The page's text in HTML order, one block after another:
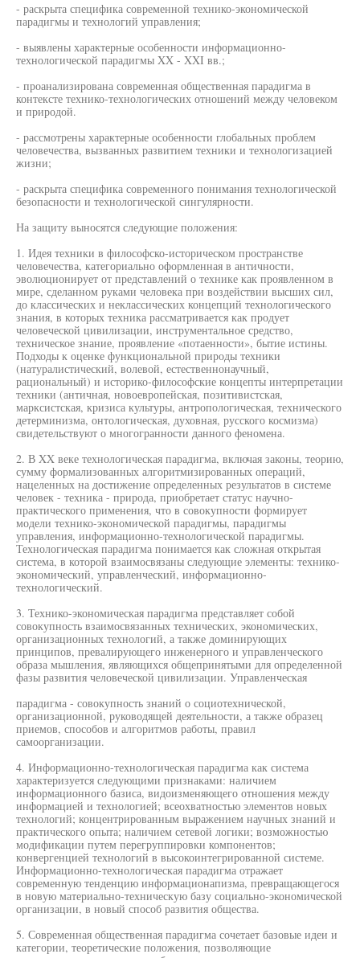
- раскрыта специфика современной технико-экономической
парадигмы и технологий управления;
- выявлены характерные особенности информационно-
технологической парадигмы XX - XXI вв.;
- проанализирована современная общественная парадигма в
контексте технико-технологических отношений между человеком
и природой.
- рассмотрены характерные особенности глобальных проблем
человечества, вызванных развитием техники и технологизацией
жизни;
- раскрыта специфика современного понимания технологической
безопасности и технологической сингулярности.
На защиту выносятся следующие положения:
1. Идея техники в философско-историческом пространстве
человечества, категориально оформленная в античности,
эволюционирует от представлений о технике как проявленном в
мире, сделанном руками человека при воздействии высших сил,
до классических и неклассических концепций технологического
знания, в которых техника рассматривается как продует
человеческой цивилизации, инструментальное средство,
техническое знание, проявление «потаенности», бытие истины.
Подходы к оценке функциональной природы техники
(натуралистический, волевой, естественнонаучный,
рациональный) и историко-философские концепты интерпретации
техники (античная, новоевропейская, позитивистская,
марксистская, кризиса культуры, антропологическая, технического
детерминизма, онтологическая, духовная, русского космизма)
свидетельствуют о многогранности данного феномена.
2. В XX веке технологическая парадигма, включая законы, теорию,
сумму формализованных алгоритмизированных операций,
нацеленных на достижение определенных результатов в системе
человек - техника - природа, приобретает статус научно-
практического применения, что в совокупности формирует
модели технико-экономической парадигмы, парадигмы
управления, информационно-технологической парадигмы.
Технологическая парадигма понимается как сложная открытая
система, в которой взаимосвязаны следующие элементы: технико-
экономический, управленческий, информационно-
технологический.
3. Технико-экономическая парадигма представляет собой
совокупность взаимосвязанных технических, экономических,
организационных технологий, а также доминирующих
принципов, превалирующего инженерного и управленческого
образа мышления, являющихся общепринятыми для определенной
фазы развития человеческой цивилизации. Управленческая
парадигма - совокупность знаний о социотехнической,
организационной, руководящей деятельности, а также образец
приемов, способов и алгоритмов работы, правил
самоорганизации.
4. Информационно-технологическая парадигма как система
характеризуется следующими признаками: наличием
информационного базиса, видоизменяющего отношения между
информацией и технологией; всеохватностью элементов новых
технологий; концентрированным выражением научных знаний и
практического опыта; наличием сетевой логики; возможностью
модификации путем перегруппировки компонентов;
конвергенцией технологий в высокоинтегрированной системе.
Информационно-технологическая парадигма отражает
современную тенденцию информационапизма, превращающегося
в новую материально-техническую базу социально-экономической
организации, в новый способ развития общества.
5. Современная общественная парадигма сочетает базовые идеи и
категории, теоретические положения, позволяющие